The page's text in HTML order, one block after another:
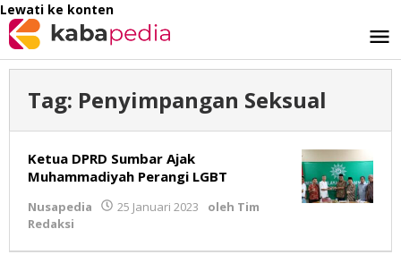
Lewati ke konten
Tag: Penyimpangan Seksual
Ketua DPRD Sumbar Ajak
Muhammadiyah Perangi LGBT
Nusapedia 25 Januari 2023 oleh Tim
Redaksi